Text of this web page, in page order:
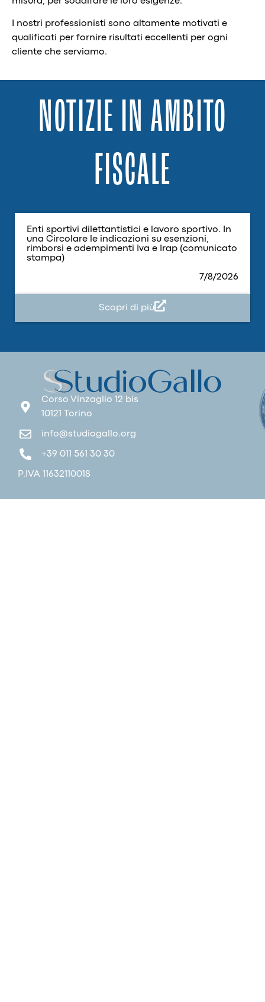
I nostri professionisti sono altamente motivati e
qualificati per fornire risultati eccellenti per ogni
cliente che serviamo.
NOTIZIE IN AMBITO
FISCALE
Enti sportivi dilettantistici e lavoro sportivo. In
una Circolare le indicazioni su esenzioni,
rimborsi e adempimenti Iva e Irap (comunicato
stampa)
7/8/2026
Scopri di più
Corso Vinzaglio 12 bis
10121 Torino
info@studiogallo.org
+39 011 561 30 30
P.IVA 1163211001‍8